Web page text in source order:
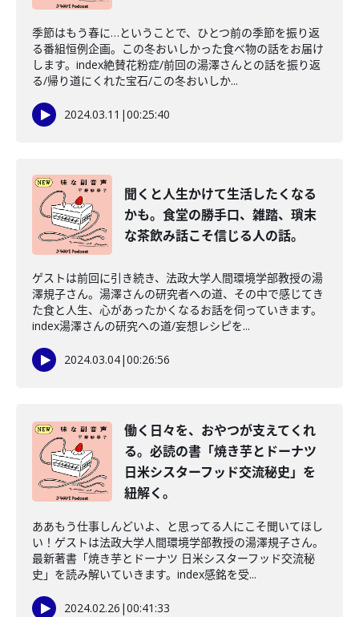
季節はもう春に…ということで、ひとつ前の季節を振り返
る番組恒例企画。この冬おいしかった食べ物の話をお届け
します。index絶賛花粉症/前回の湯澤さんとの話を振り返
る/帰り道にくれた宝石/この冬おいしか...
2024.03.11 |00:25:40
聞くと人生かけて生活したくなる
かも。食堂の勝手口、雑踏、瑣末
な茶飲み話こそ信じる人の話。
ゲストは前回に引き続き、法政大学人間環境学部教授の湯
澤規子さん。湯澤さんの研究者への道、その中で感じてき
た食と人生、心があったかくなるお話を伺っていきます。
index湯澤さんの研究への道/妄想レシピを...
2024.03.04|00:26:56
働く日々を、おやつが支えてくれ
る。必読の書「焼き芋とドーナツ
日米シスターフッド交流秘史」を
紐解く。
ああもう仕事しんどいよ、と思ってる人にこそ聞いてほし
い！ゲストは法政大学人間環境学部教授の湯澤規子さん。
最新著書「焼き芋とドーナツ 日米シスターフッド交流秘
史」を読み解いていきます。index感銘を受...
2024.02.26 |00:41:33